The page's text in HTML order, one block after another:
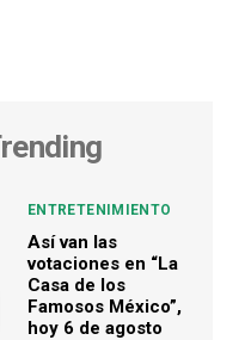
ENTRETENIMIENTO
Así van las
votaciones en “La
Casa de los
Famosos México”,
hoy 6 de agosto